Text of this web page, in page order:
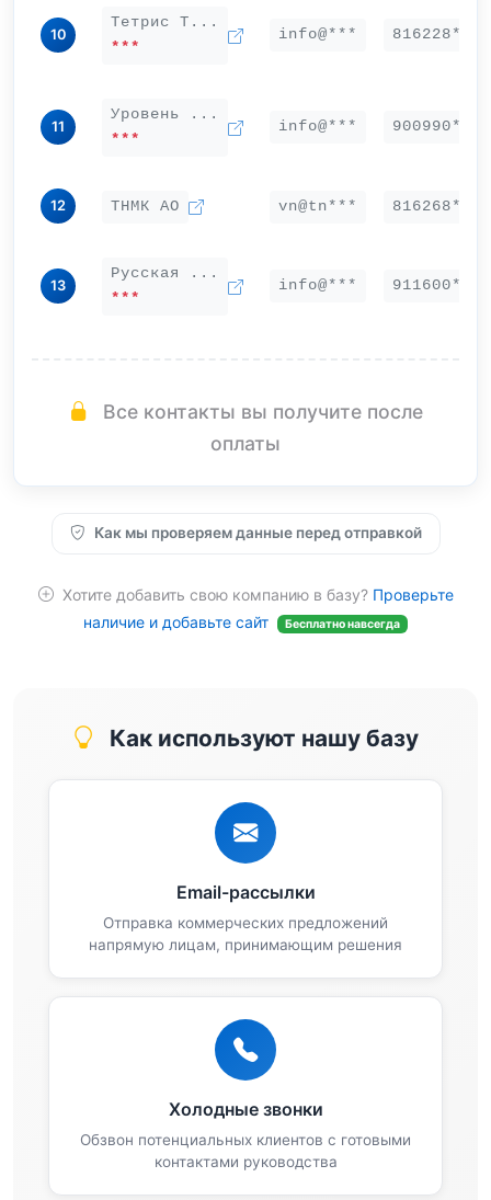
10
Тетрис Т...
***
info@*** 816228***
11
Уровень ...
***
info@*** 900990***
12 ТНМК АО vn@tn*** 816268***
13
Русская ...
***
info@*** 911600***
Все контакты вы получите после
оплаты
Как мы проверяем данные перед отправкой
Хотите добавить свою компанию в базу? Проверьте
наличие и добавьте сайт
Бесплатно навсегда
Как используют нашу базу
Email-рассылки
Отправка коммерческих предложений
напрямую лицам, принимающим решения
Холодные звонки
Обзвон потенциальных клиентов с готовыми
контактами руководства